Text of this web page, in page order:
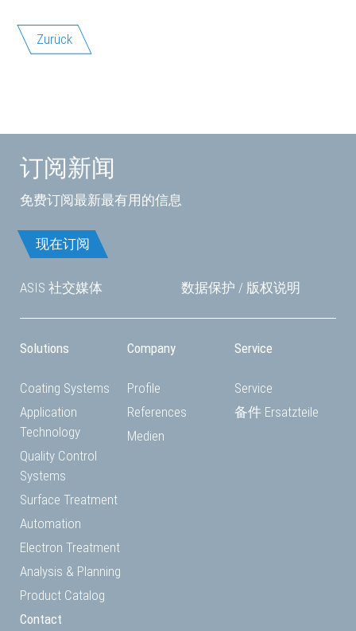
Zurück
订阅新闻
免费订阅最新最有用的信息
现在订阅
ASIS 社交媒体 数据保护 / 版权说明
Solutions
Coating Systems
Application
Technology
Quality Control
Systems
Surface Treatment
Automation
Electron Treatment
Analysis & Planning
Product Catalog
Company
Profile
References
Medien
Service
Service
备件 Ersatzteile
Contact